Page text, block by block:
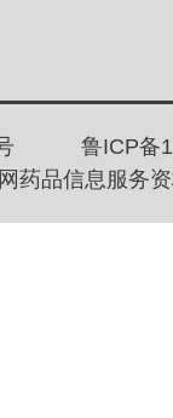
鲁ICP备
药品信息服务